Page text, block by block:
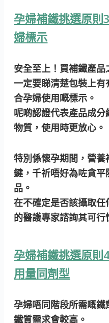
孕婦補鐵挑選原則
婦標示
安全至上！買補鐵產品
一定要睇清楚包裝上
合孕婦使用嘅標示。
呢啲認證代表產品成
物質，使用時更放心。
特別係懷孕期間，營
鍵，千祈唔好為咗貪
品。
在不確定是否該攝取
的醫護專家諮詢其可行
孕婦補鐵挑選原則
用量同劑型
孕婦唔同階段所需嘅
鐵質需求會較高。